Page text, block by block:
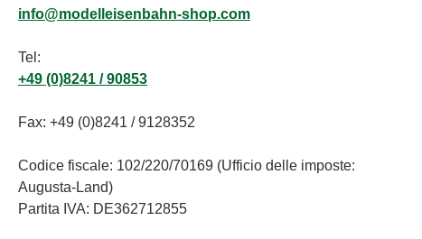
info@modelleisenbahn-shop.com
Tel:
+49 (0)8241 / 90853
Fax: +49 (0)8241 / 9128352
Codice fiscale: 102/220/70169 (Ufficio delle imposte:
Augusta-Land)
Partita IVA: DE362712855